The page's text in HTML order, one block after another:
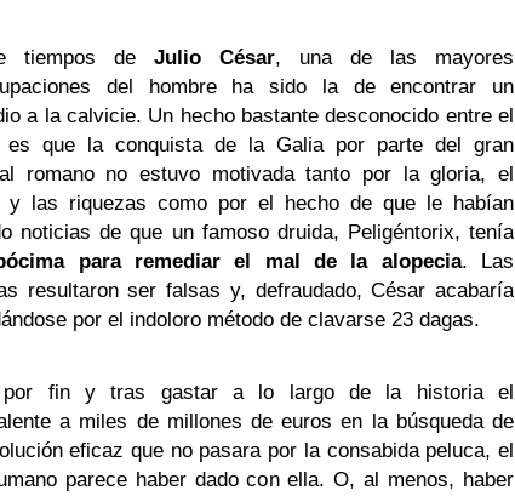
tiempos de Julio César, una de las mayores
del hombre ha sido la de encontrar un
a la calvicie. Un hecho bastante desconocido entre el
es que la conquista de la Galia por parte del gran
romano no estuvo motivada tanto por la gloria, el
y las riquezas como por el hecho de que le habían
noticias de que un famoso druida, Peligéntorix, tenía
para remediar el mal de la alopecia. Las
resultaron ser falsas y, defraudado, César acabaría
por el indoloro método de clavarse 23 dagas.
por fin y tras gastar a lo largo de la historia el
a miles de millones de euros en la búsqueda de
eficaz que no pasara por la consabida peluca, el
parece haber dado con ella. O, al menos, haber